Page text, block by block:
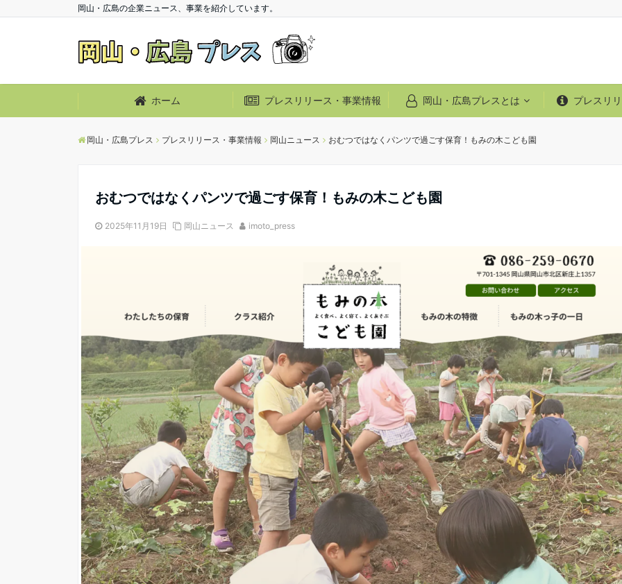
岡山・広島の企業ニュース、事業を紹介しています。
ホーム プレスリリース・事業情報 岡山・広島プレスとは プレスリ
岡山・広島プレス プレスリリース・事業情報 岡山ニュース おむつではなくパンツで過ごす保育！もみの木こども園
おむつではなくパンツで過ごす保育！もみの木こども園
2025年11月19日 岡山ニュース imoto_press